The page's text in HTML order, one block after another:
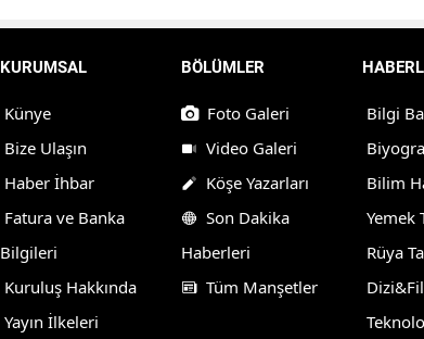
KURUMSAL
Künye
Bize Ulaşın
Haber İhbar
Fatura ve Banka
Bilgileri
Kuruluş Hakkında
Yayın İlkeleri
BÖLÜMLER
Foto Galeri
Video Galeri
Köşe Yazarları
Son Dakika
Haberleri
Tüm Manşetler
Bilgi
Bilim
Yemek
Rüya